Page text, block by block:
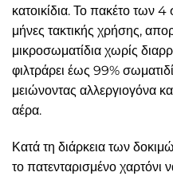
κατοικίδια. Το πακέτο των
μήνες τακτικής χρήσης,
μικροσωματίδια χωρίς
φιλτράρει έως 99%
μειώνοντας αλλεργιογόνα
αέρα.
Κατά τη διάρκεια των
το πατενταρισμένο χαρτόνι